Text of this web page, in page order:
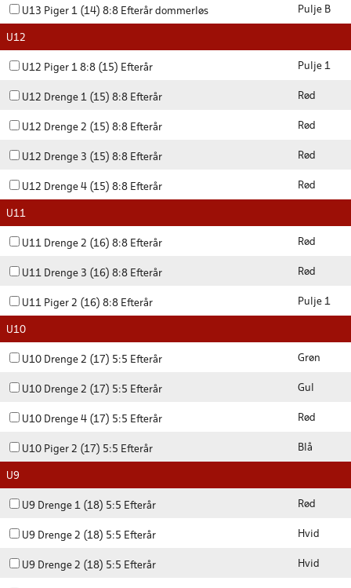
U13 Piger 1 (14) 8:8 Efterår dommerløs Pulje B
U12
U12 Piger 1 8:8 (15) Efterår Pulje 1
U12 Drenge 1 (15) 8:8 Efterår Rød
U12 Drenge 2 (15) 8:8 Efterår Rød
U12 Drenge 3 (15) 8:8 Efterår Rød
U12 Drenge 4 (15) 8:8 Efterår Rød
U11
U11 Drenge 2 (16) 8:8 Efterår Rød
U11 Drenge 3 (16) 8:8 Efterår Rød
U11 Piger 2 (16) 8:8 Efterår Pulje 1
U10
U10 Drenge 2 (17) 5:5 Efterår Grøn
U10 Drenge 2 (17) 5:5 Efterår Gul
U10 Drenge 4 (17) 5:5 Efterår Rød
U10 Piger 2 (17) 5:5 Efterår Blå
U9
U9 Drenge 1 (18) 5:5 Efterår Rød
U9 Drenge 2 (18) 5:5 Efterår Hvid
U9 Drenge 2 (18) 5:5 Efterår Hvid